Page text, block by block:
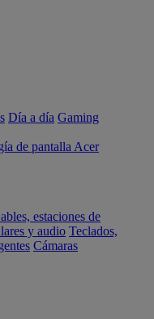
Día a día Gaming
de pantalla Acer
estaciones de
y audio Teclados,
Cámaras